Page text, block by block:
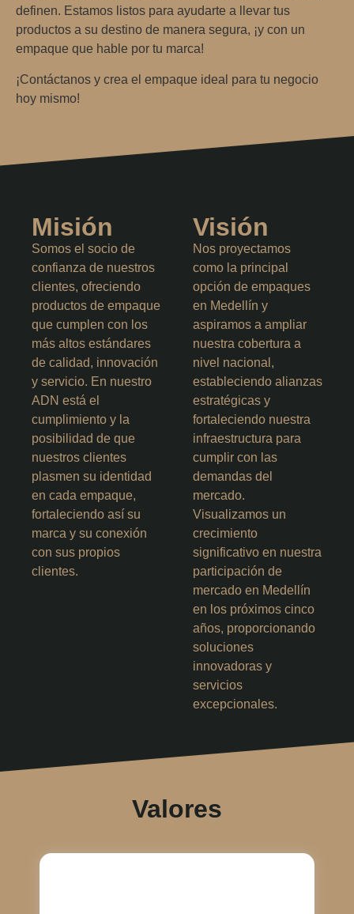
definen. Estamos listos para ayudarte a llevar tus
productos a su destino de manera segura, ¡y con un
empaque que hable por tu marca!
¡Contáctanos y crea el empaque ideal para tu negocio
hoy mismo!
Misión
Somos el socio de
confianza de nuestros
clientes, ofreciendo
productos de empaque
que cumplen con los
más altos estándares
de calidad, innovación
y servicio. En nuestro
ADN está el
cumplimiento y la
posibilidad de que
nuestros clientes
plasmen su identidad
en cada empaque,
fortaleciendo así su
marca y su conexión
con sus propios
clientes.
Visión
Nos proyectamos
como la principal
opción de empaques
en Medellín y
aspiramos a ampliar
nuestra cobertura a
nivel nacional,
estableciendo alianzas
estratégicas y
fortaleciendo nuestra
infraestructura para
cumplir con las
demandas del
mercado.
Visualizamos un
crecimiento
significativo en nuestra
participación de
mercado en Medellín
en los próximos cinco
años, proporcionando
soluciones
innovadoras y
servicios
excepcionales.
Valores